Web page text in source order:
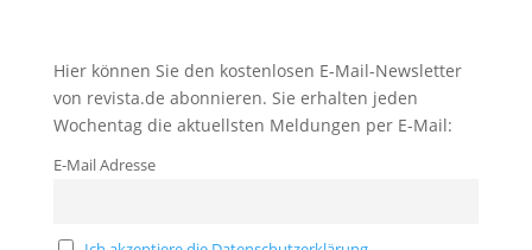
Hier können Sie den kostenlosen E-Mail-Newsletter
von revista.de abonnieren. Sie erhalten jeden
Wochentag die aktuellsten Meldungen per E-Mail:
E-Mail Adresse